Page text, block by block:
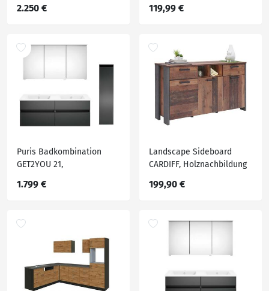
2.250 € 119,99 €
Puris Badkombination
GET2YOU 21,
1.799 €
Landscape Sideboard
CARDIFF, Holznachbildung
199,90 €